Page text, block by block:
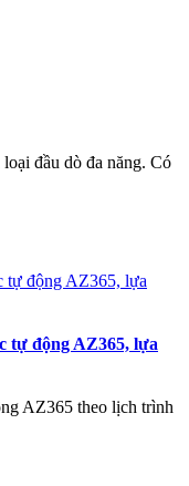
đầu dò đa năng. Có
tự động AZ365, lựa
AZ365 theo lịch trình